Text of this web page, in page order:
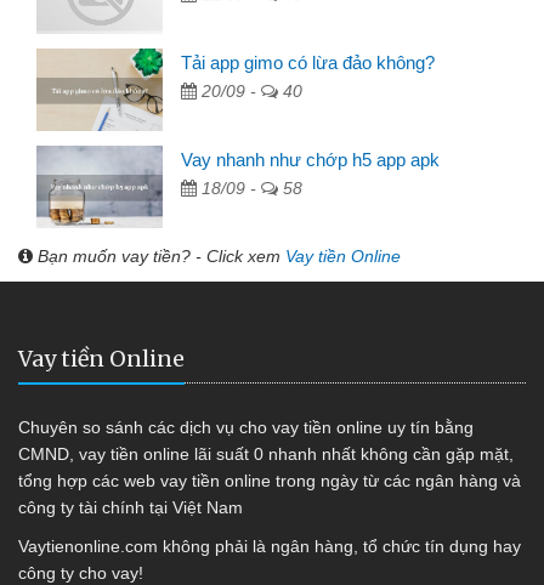
Tải app gimo có lừa đảo không?
20/09 - 40
Vay nhanh như chớp h5 app apk
18/09 - 58
Bạn muốn vay tiền? - Click xem Vay tiền Online
Vay tiền Online
Chuyên so sánh các dịch vụ cho vay tiền online uy tín bằng
CMND, vay tiền online lãi suất 0 nhanh nhất không cần gặp mặt,
tổng hợp các web vay tiền online trong ngày từ các ngân hàng và
công ty tài chính tại Việt Nam
Vaytienonline.com không phải là ngân hàng, tổ chức tín dụng hay
công ty cho vay!